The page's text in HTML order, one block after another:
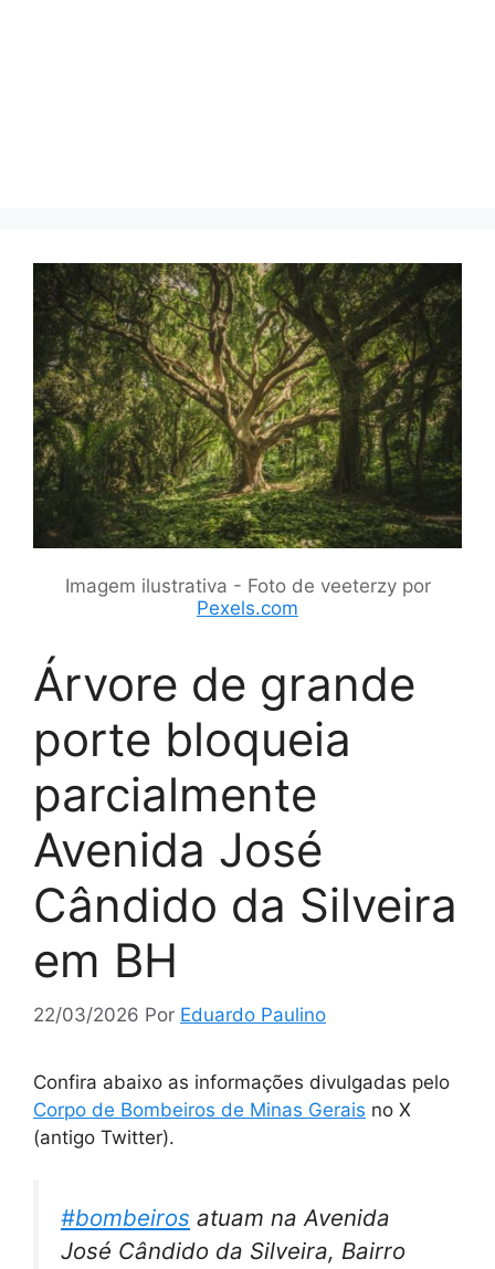
Imagem ilustrativa - Foto de veeterzy por
Pexels.com
Árvore de grande
porte bloqueia
parcialmente
Avenida José
Cândido da Silveira
em BH
22/03/2026 Por Eduardo Paulino
Confira abaixo as informações divulgadas pelo
Corpo de Bombeiros de Minas Gerais no X
(antigo Twitter).
#bombeiros atuam na Avenida
José Cândido da Silveira, Bairro